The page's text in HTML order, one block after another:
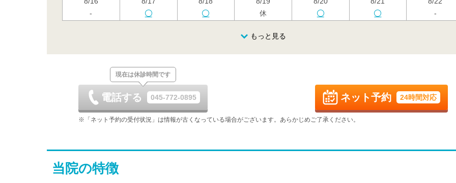
-
休
-
8/26
休
8/31
日
9/6
月
9/7 9/8
木
9/10
金
9/11
土
9/12
9/13
休
9/14 9/15
9/16
9/17 9/18 9/19
もっと見る
現在は休診時間です
電話する 045-772-0895 24時間対応
ネット予約
※「ネット予約の受付状況」は情報が古くなっている場合がございます。あらかじめご了承ください。
当院の特徴